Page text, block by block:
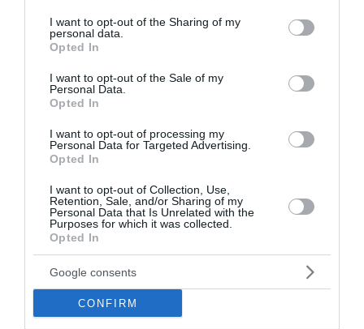
not limited to your visit or usage behaviour. You may click to
grant or deny consent to Google and its third-party tags to
use your data for below specified purposes in below Google
consent section.
I want to opt-out of the Sharing of my
personal data.
Opted In
I want to opt-out of the Sale of my
Personal Data.
Opted In
I want to opt-out of processing my
Personal Data for Targeted Advertising.
Opted In
I want to opt-out of Collection, Use,
Retention, Sale, and/or Sharing of my
Personal Data that Is Unrelated with the
Purposes for which it was collected.
Opted In
Google consents
CONFIRM
ενίσχυση των επενδύσεων στην αμυντική
βιομηχανία, προκηρύσσεται σήμερα από τη Γενική
09:30 | 07 Αυγούστου 2026 Πολιτική